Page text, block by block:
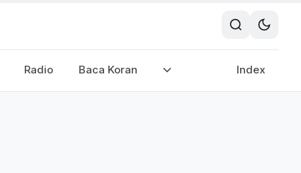
Radio Baca Koran Index